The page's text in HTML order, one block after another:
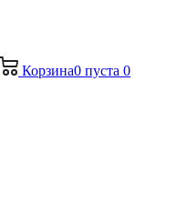
Корзина0 пуста 0